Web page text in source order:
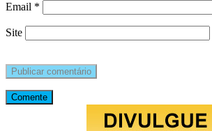
Email *
Site